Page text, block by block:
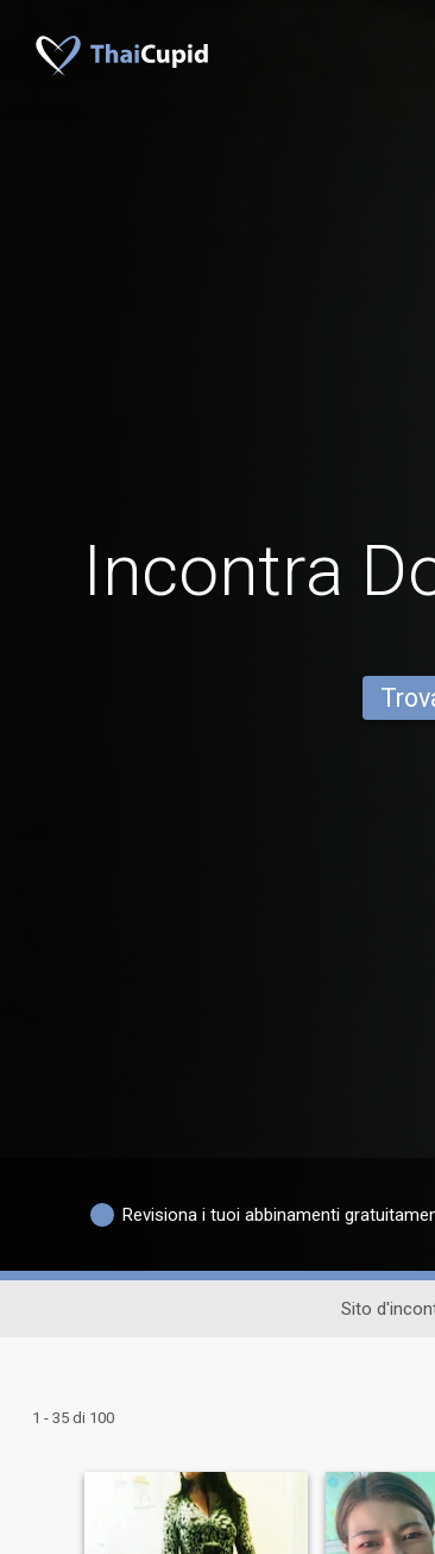
Incontra
Revisiona i tuoi abbinamenti
Sito
1 - 35 di 100